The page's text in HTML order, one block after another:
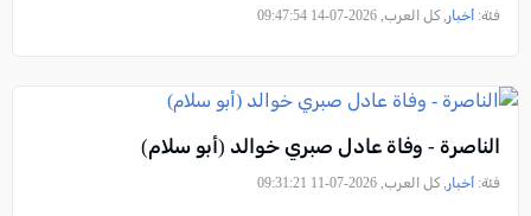
فئة: أخبار , كل العرب, 2026-07-14 09:47:54
الناصرة - وفاة عادل صبري خوالد (أبو سلام)
فئة: أخبار , كل العرب, 2026-07-11 09:31:21